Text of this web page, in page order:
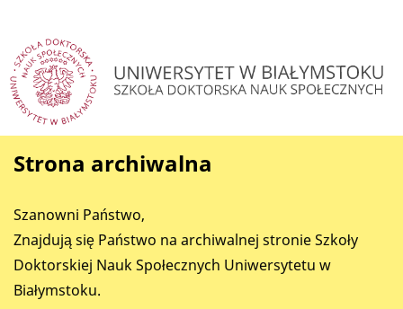
Strona archiwalna
Szanowni Państwo,
Znajdują się Państwo na archiwalnej stronie Szkoły
Doktorskiej Nauk Społecznych Uniwersytetu w
Białymstoku.